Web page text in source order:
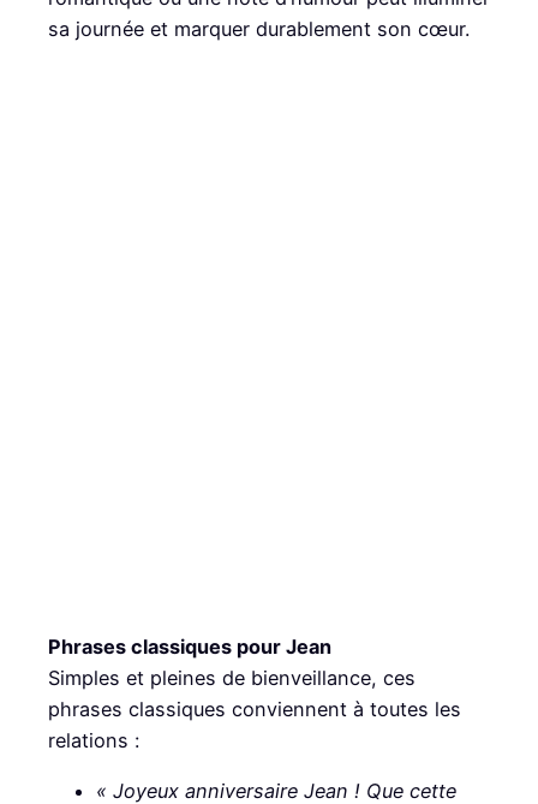
sa journée et marquer durablement son cœur.
Phrases classiques pour Jean
Simples et pleines de bienveillance, ces
phrases classiques conviennent à toutes les
relations :
« Joyeux anniversaire Jean ! Que cette